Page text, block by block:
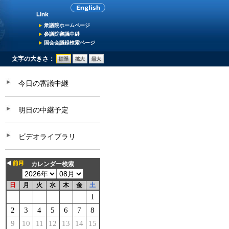
衆議院ホームページ
参議院審議中継
国会会議録検索ページ
文字の大きさ：
今日の審議中継
明日の中継予定
ビデオライブラリ
カレンダー検索
日 月 火 水 木 金 土
1
2
3 4 5 6 7
8
9
10 11 12 13 14
15